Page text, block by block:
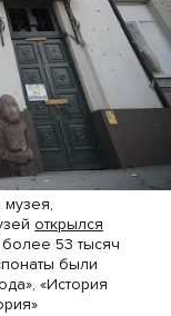
открылся
53 тысяч
были
«История